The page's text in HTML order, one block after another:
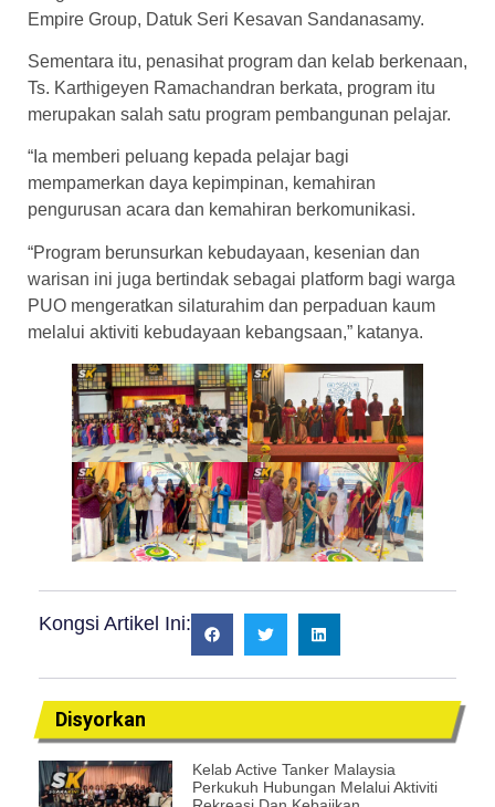
Empire Group, Datuk Seri Kesavan Sandanasamy.
Sementara itu, penasihat program dan kelab berkenaan,
Ts. Karthigeyen Ramachandran berkata, program itu
merupakan salah satu program pembangunan pelajar.
“Ia memberi peluang kepada pelajar bagi
mempamerkan daya kepimpinan, kemahiran
pengurusan acara dan kemahiran berkomunikasi.
“Program berunsurkan kebudayaan, kesenian dan
warisan ini juga bertindak sebagai platform bagi warga
PUO mengeratkan silaturahim dan perpaduan kaum
melalui aktiviti kebudayaan kebangsaan,” katanya.
Kongsi Artikel Ini:
Disyorkan
Kelab Active Tanker Malaysia
Perkukuh Hubungan Melalui Aktiviti